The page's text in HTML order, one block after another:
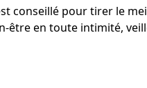
conseillé pour tirer le
en toute intimité,